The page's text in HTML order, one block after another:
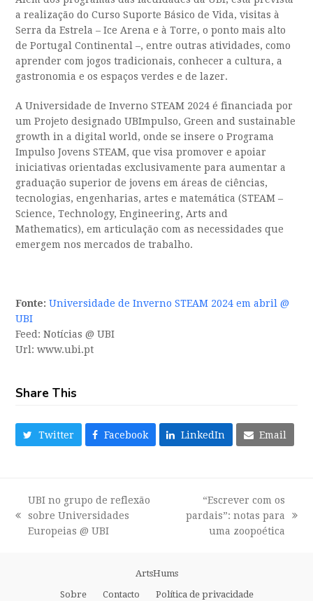
a realização do Curso Suporte Básico de Vida, visitas à
Serra da Estrela – Ice Arena e à Torre, o ponto mais alto
de Portugal Continental –, entre outras atividades, como
aprender com jogos tradicionais, conhecer a cultura, a
gastronomia e os espaços verdes e de lazer.
A Universidade de Inverno STEAM 2024 é financiada por
um Projeto designado UBImpulso, Green and sustainable
growth in a digital world, onde se insere o Programa
Impulso Jovens STEAM, que visa promover e apoiar
iniciativas orientadas exclusivamente para aumentar a
graduação superior de jovens em áreas de ciências,
tecnologias, engenharias, artes e matemática (STEAM –
Science, Technology, Engineering, Arts and
Mathematics), em articulação com as necessidades que
emergem nos mercados de trabalho.
Fonte: Universidade de Inverno STEAM 2024 em abril @
UBI
Feed: Notícias @ UBI
Url: www.ubi.pt
Share This
Twitter Facebook LinkedIn Email
previous
post:
UBI no grupo de reflexão
sobre Universidades
Europeias @ UBI
next
“Escrever com os
pardais”: notas para
uma zoopoética
ArtsHums
Sobre
Contacto Política de privacidade